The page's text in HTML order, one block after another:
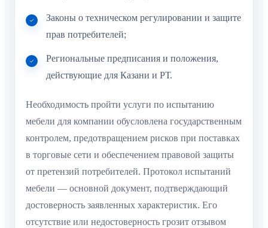
Законы о техническом регулировании и защите
прав потребителей;
Региональные предписания и положения,
действующие для Казани и РТ.
Необходимость пройти услуги по испытанию
мебели для компании обусловлена государственным
контролем, предотвращением рисков при поставках
в торговые сети и обеспечением правовой защиты
от претензий потребителей. Протокол испытаний
мебели — основной документ, подтверждающий
достоверность заявленных характеристик. Его
отсутствие или недостоверность грозит отзывом